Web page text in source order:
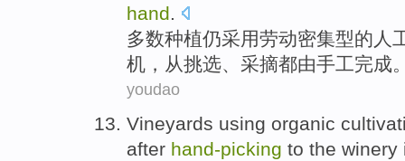
hand.
多数种植仍采用劳动密集型的 人
机， 从挑选、采摘都由手工完成
youdao
Vineyards using organic
after hand-picking to the winery